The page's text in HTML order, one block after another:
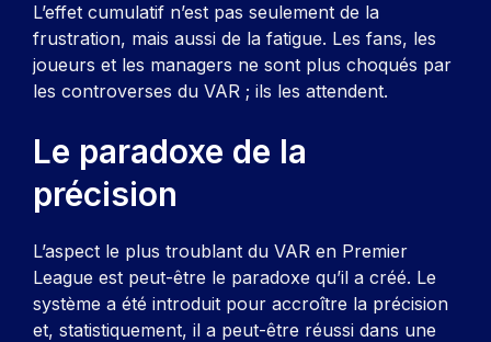
L’effet cumulatif n’est pas seulement de la
frustration, mais aussi de la fatigue. Les fans, les
joueurs et les managers ne sont plus choqués par
les controverses du VAR ; ils les attendent.
Le paradoxe de la
précision
L’aspect le plus troublant du VAR en Premier
League est peut-être le paradoxe qu’il a créé. Le
système a été introduit pour accroître la précision
et, statistiquement, il a peut-être réussi dans une